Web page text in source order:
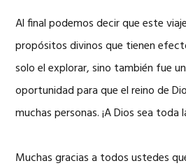
Al final podemos decir que este
propósitos divinos que tienen
solo el explorar, sino también fue
oportunidad para que el reino de
muchas personas. ¡A Dios sea toda
Muchas gracias a todos ustedes